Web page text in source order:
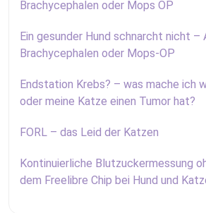
Brachycephalen oder Mops OP
Ein gesunder Hund schnarcht nicht –
Brachycephalen oder Mops-OP
Endstation Krebs? – was mache ich
oder meine Katze einen Tumor hat?
FORL – das Leid der Katzen
Kontinuierliche Blutzuckermessung
dem Freelibre Chip bei Hund und